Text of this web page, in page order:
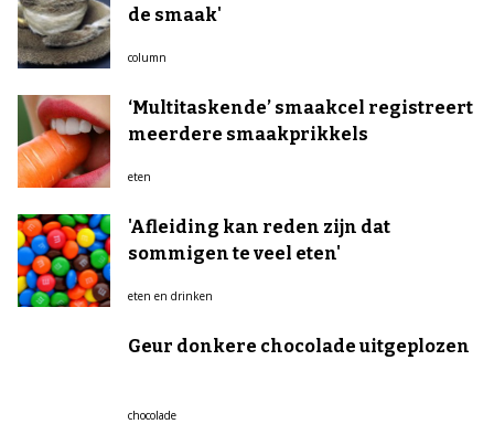
de smaak'
column
‘Multitaskende’ smaakcel registreert
meerdere smaakprikkels
eten
'Afleiding kan reden zijn dat
sommigen te veel eten'
eten en drinken
Geur donkere chocolade uitgeplozen
chocolade